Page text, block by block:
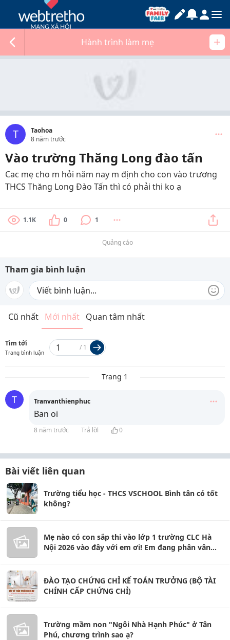
Hành trình làm mẹ
T
Taohoa
8 năm trước
Vào trường Thăng Long đào tấn
Cac mẹ cho m hỏi năm nay m định cho con vào trương
THCS Thăng Long Đào Tấn thì có phải thi ko ạ
1.1K 0 1
Quảng cáo
Tham gia bình luận
Cũ nhất Mới nhất Quan tâm nhất
Tìm tới
Trang bình luận
/ 1
Trang 1
T Tranvanthienphuc
Ban oi
8 năm trước Trả lời 0
Bài viết liên quan
Trường tiểu học - THCS VSCHOOL Bình tân có tốt
không?
Mẹ nào có con sắp thi vào lớp 1 trường CLC Hà
Nội 2026 vào đây với em ơi! Em đang phân vân
ĐÀO TẠO CHỨNG CHỈ KẾ TOÁN TRƯỞNG (BỘ TÀI
CHÍNH CẤP CHỨNG CHỈ)
Trường mầm non "Ngôi Nhà Hạnh Phúc" ở Tân
Phú, chương trình sao ạ?